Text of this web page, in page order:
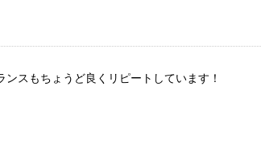
スもちょうど良くリピートしています！